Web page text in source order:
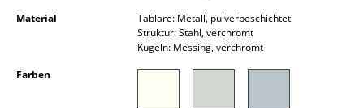
Outdoor-Leuchten
Akkuleuchten
Material
Tablare: Metall, pulverbeschichtet
Struktur: Stahl, verchromt
Kugeln: Messing, verchromt
Farben